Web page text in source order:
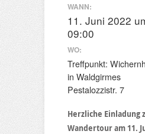
WANN:
11. Juni 2022
09:00
WO:
Treffpunkt:
in Waldgirmes
Pestalozzistr. 7
Herzliche Einladung
Wandertour am 11.